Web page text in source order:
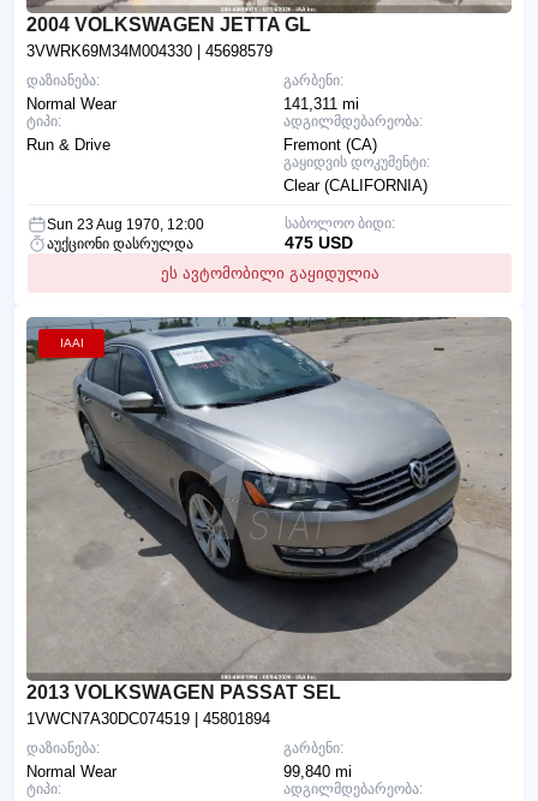
2004 VOLKSWAGEN JETTA GL
3VWRK69M34M004330 | 45698579
გარბენი:
141,311 mi
ადგილმდებარეობა:
Fremont (CA)
გაყიდვის დოკუმენტი:
Clear (CALIFORNIA)
დაზიანება:
Normal Wear
ტიპი:
Run & Drive
Sun 23 Aug 1970, 12:00
აუქციონი დასრულდა
ეს ავტომობილი გაყიდულია
საბოლოო ბიდი:
475 USD
IAAI
2013 VOLKSWAGEN PASSAT SEL
1VWCN7A30DC074519 | 45801894
გარბენი:
99,840 mi
ადგილმდებარეობა:
დაზიანება:
Normal Wear
ტიპი: